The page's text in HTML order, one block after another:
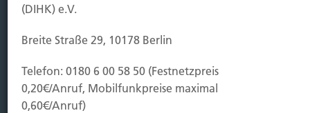
Vorsorgen
Kauf Grundstück
Baubeginn
(DIHK) e.V.
Breite Straße 29, 10178 Berlin
Telefon: 0180 6 00 58 50 (Festnetzpreis
0,20€/Anruf, Mobilfunkpreise maximal
0,60€/Anruf)